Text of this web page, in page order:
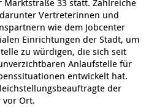
Gottfried-Keller-Straße /
/ Familienzentrum
/
/ Familienzentrum
/
Straße /
Formularausfüllhilfe
Vertreterinnen und
wie dem Jobcenter
Einrichtungen der Stadt, um
zu würdigen, die sich seit
Anlaufstelle für
entwickelt hat.
der
vor Ort.